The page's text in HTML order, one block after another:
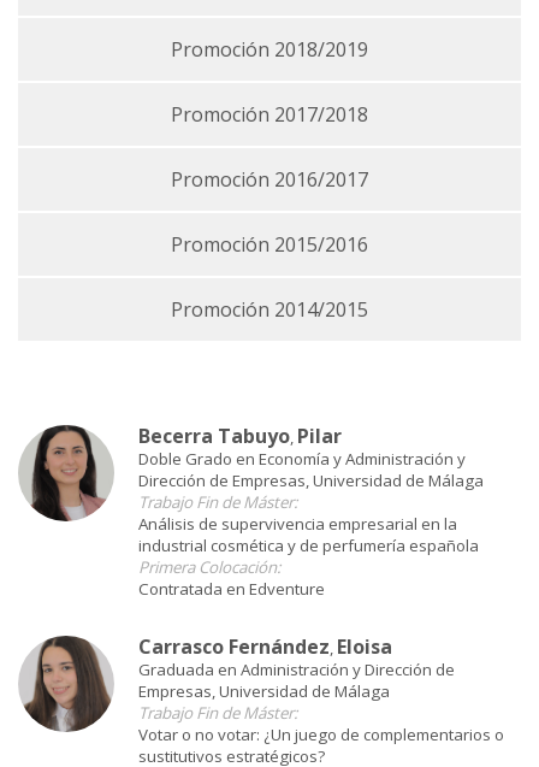
Promoción 2018/2019
Promoción 2017/2018
Promoción 2016/2017
Promoción 2015/2016
Promoción 2014/2015
Becerra Tabuyo, Pilar
Doble Grado en Economía y Administración y
Dirección de Empresas, Universidad de Málaga
Trabajo Fin de Máster:
Análisis de supervivencia empresarial en la
industrial cosmética y de perfumería española
Primera Colocación:
Contratada en Edventure
Carrasco Fernández, Eloisa
Graduada en Administración y Dirección de
Empresas, Universidad de Málaga
Trabajo Fin de Máster:
Votar o no votar: ¿Un juego de complementarios o
sustitutivos estratégicos?